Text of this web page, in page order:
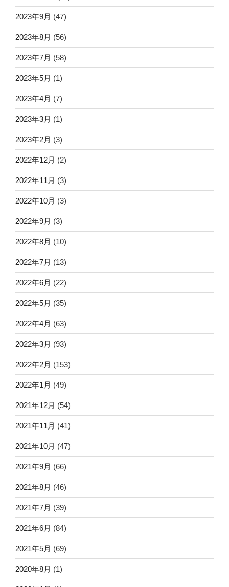
2023年9月 (47)
2023年8月 (56)
2023年7月 (58)
2023年5月 (1)
2023年4月 (7)
2023年3月 (1)
2023年2月 (3)
2022年12月 (2)
2022年11月 (3)
2022年10月 (3)
2022年9月 (3)
2022年8月 (10)
2022年7月 (13)
2022年6月 (22)
2022年5月 (35)
2022年4月 (63)
2022年3月 (93)
2022年2月 (153)
2022年1月 (49)
2021年12月 (54)
2021年11月 (41)
2021年10月 (47)
2021年9月 (66)
2021年8月 (46)
2021年7月 (39)
2021年6月 (84)
2021年5月 (69)
2020年8月 (1)